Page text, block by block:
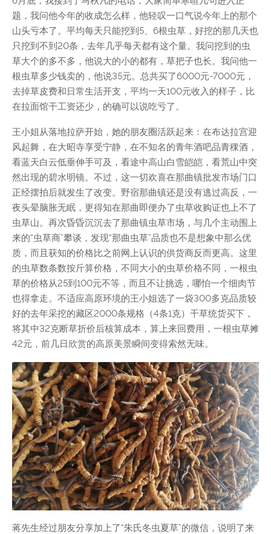
题，我问他今年的收成怎么样，他轻叹一口气说今年上的那个
山头亏本了。平均每天只能挖到5、6根虫草，好挖的那几天也
只挖到不到20条，去年几乎每天都有这个量。我问挖到的虫
草大个的多不多，他说大的小的都有，草把子也长。我问他一
根虫草多少钱卖的，他说35元。总共买了6000元-7000元，
去掉草皮费和日常生活开支，平均一天100元收入的样子，比
在拉面馆干工资还少，的确可以说吃亏了。
王小姐从落地拉萨开始，她的朋友圈活跃起来：在布达拉宫迎
风起舞，在大昭寺享受宁静，在不知名的青年酒吧品青稞酒，
看蓝天白云低垂伸手可及，看途中高山白雪皑皑，看荒山中突
然出现的碧水明镜。不过，这一切欢喜在那曲镇批发市场门口
正经摆拍后就发生了改变。野宿那曲镇还是没有逃过高反，一
夜头晕脑胀无眠，更得知在那曲即便办了虫草收购证也上不了
虫草山。再次昏昏沉沉去了那曲镇虫草市场，与几个主动围上
来的“虫草商”攀谈，发现“那曲虫草”品质也不是想象中那么优
质，而且获知的价格比之前网上认识的供货商反而更高。这里
的虫草数条数按斤算价格，不同大小的虫草价格不同，一根虫
草的价格从25到100元不等，而且不让挑选，哪怕一个细肉节
也得拿走。不适应高原环境的王小姐选了一袋300多克品质较
好的去年采挖的藏区2000条规格（4条1克）干草统货买下，
将其中32克断草折价后核算成本，算上来回费用，一根虫草摊
42元，前几日欣赏的高原美景瞬间变得索然无味。
蒋先生经过朋友分享加上了“朱氏冬虫夏草”的微信，说明了来